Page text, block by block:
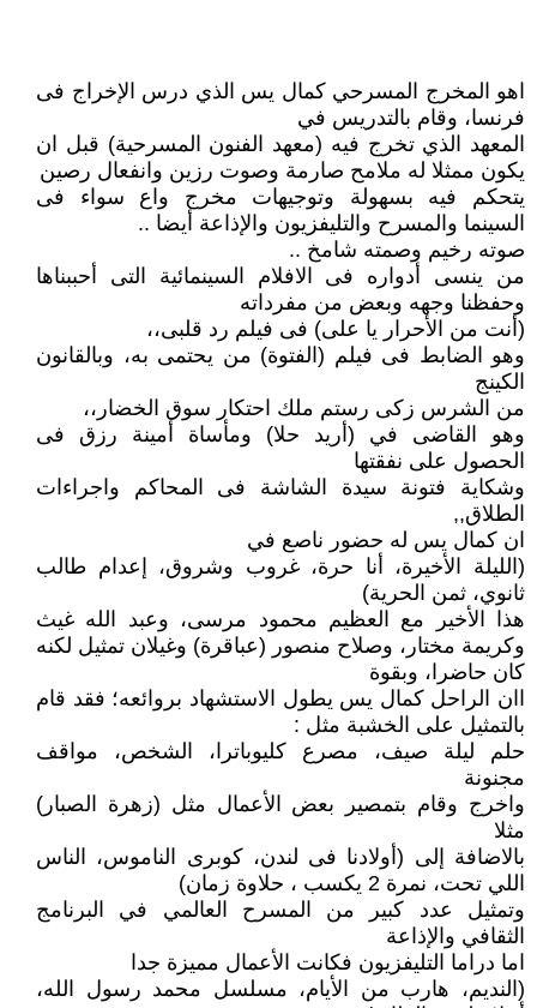
اهو المخرج المسرحي كمال يس الذي درس الإخراج فى
فرنسا، وقام بالتدريس في
المعهد الذي تخرج فيه (معهد الفنون المسرحية) قبل ان
يكون ممثلا له ملامح صارمة وصوت رزين وانفعال رصين
يتحكم فيه بسهولة وتوجيهات مخرج واع سواء فى
السينما والمسرح والتليفزيون والإذاعة أيضا ..
صوته رخيم وصمته شامخ ..
من ينسى أدواره فى الافلام السينمائية التى أحببناها
وحفظنا وجهه وبعض من مفرداته
(أنت من الأحرار يا على) فى فيلم رد قلبى،،
وهو الضابط فى فيلم (الفتوة) من يحتمى به، وبالقانون
الكينج
من الشرس زكى رستم ملك احتكار سوق الخضار،،
وهو القاضى في (أريد حلا) ومأساة أمينة رزق فى
الحصول على نفقتها
وشكاية فتونة سيدة الشاشة فى المحاكم واجراءات
الطلاق,,
ان كمال يس له حضور ناصع في
(الليلة الأخيرة، أنا حرة، غروب وشروق، إعدام طالب
ثانوي، ثمن الحرية)
هذا الأخير مع العظيم محمود مرسى، وعبد الله غيث
وكريمة مختار، وصلاح منصور (عباقرة) وغيلان تمثيل لكنه
كان حاضرا، وبقوة
اان الراحل كمال يس يطول الاستشهاد بروائعه؛ فقد قام
بالتمثيل على الخشبة مثل :
حلم ليلة صيف، مصرع كليوباترا، الشخص، مواقف
مجنونة
واخرج وقام بتمصير بعض الأعمال مثل (زهرة الصبار)
مثلا
بالاضافة إلى (أولادنا فى لندن، كوبرى الناموس، الناس
اللي تحت، نمرة 2 يكسب ، حلاوة زمان)
وتمثيل عدد كبير من المسرح العالمي في البرنامج
الثقافي والإذاعة
اما دراما التليفزيون فكانت الأعمال مميزة جدا
(النديم، هارب من الأيام، مسلسل محمد رسول الله،